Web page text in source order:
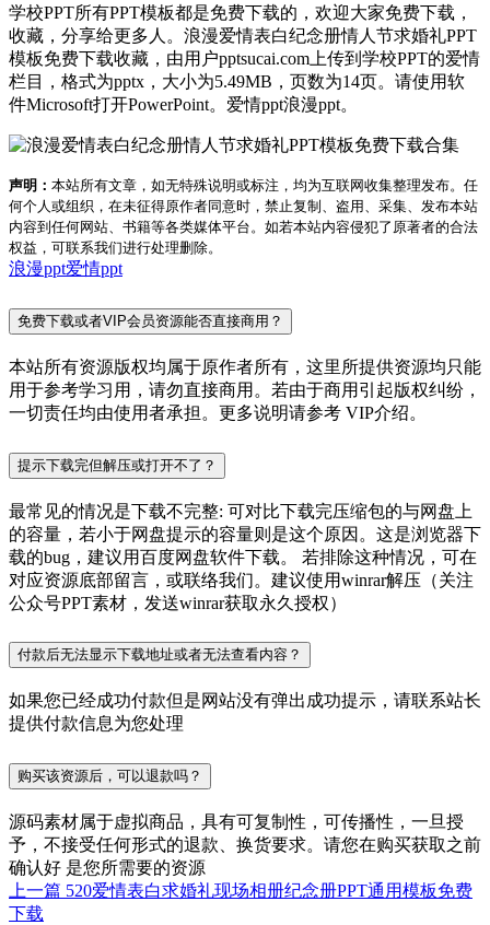
学校PPT所有PPT模板都是免费下载的，欢迎大家免费下载，
收藏，分享给更多人。浪漫爱情表白纪念册情人节求婚礼PPT
模板免费下载收藏，由用户pptsucai.com上传到学校PPT的爱情
栏目，格式为pptx，大小为5.49MB，页数为14页。请使用软
件Microsoft打开PowerPoint。爱情ppt浪漫ppt。
声明： 本站所有文章，如无特殊说明或标注，均为互联网收集整理发布。任
何个人或组织，在未征得原作者同意时，禁止复制、盗用、采集、发布本站
内容到任何网站、书籍等各类媒体平台。如若本站内容侵犯了原著者的合法
权益，可联系我们进行处理删除。
浪漫ppt爱情ppt
免费下载或者VIP会员资源能否直接商用？
本站所有资源版权均属于原作者所有，这里所提供资源均只能
用于参考学习用，请勿直接商用。若由于商用引起版权纠纷，
一切责任均由使用者承担。更多说明请参考 VIP介绍。
提示下载完但解压或打开不了？
最常见的情况是下载不完整: 可对比下载完压缩包的与网盘上
的容量，若小于网盘提示的容量则是这个原因。这是浏览器下
载的bug，建议用百度网盘软件下载。 若排除这种情况，可在
对应资源底部留言，或联络我们。建议使用winrar解压（关注
公众号PPT素材，发送winrar获取永久授权）
付款后无法显示下载地址或者无法查看内容？
如果您已经成功付款但是网站没有弹出成功提示，请联系站长
提供付款信息为您处理
购买该资源后，可以退款吗？
源码素材属于虚拟商品，具有可复制性，可传播性，一旦授
予，不接受任何形式的退款、换货要求。请您在购买获取之前
确认好 是您所需要的资源
上一篇 520爱情表白求婚礼现场相册纪念册PPT通用模板免费
下载